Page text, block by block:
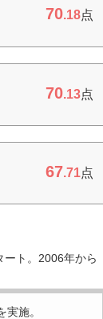
70.18点
70.13点
67.71点
ート。2006年から
実施。